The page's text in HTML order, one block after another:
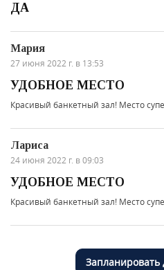
ДА
Мария
27 июня 2022 г. в 13:53
УДОБНОЕ МЕСТО
Красивый банкетный зал! Место
Лариса
24 июня 2022 г. в 09:03
УДОБНОЕ МЕСТО
Красивый банкетный зал! Место
Запланировать